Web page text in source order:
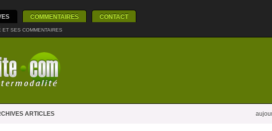
COMMENTAIRES CONTACT
ET SES COMMENTAIRES
ARTICLES